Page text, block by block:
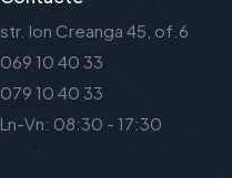
str. Ion Creanga 45, of.6
069 10 40 33
079 10 40 33
Ln-Vn: 08:30 - 17:30